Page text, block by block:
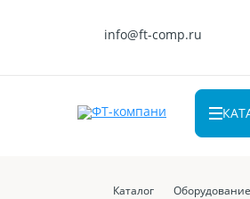
info@ft-comp.ru
Каталог